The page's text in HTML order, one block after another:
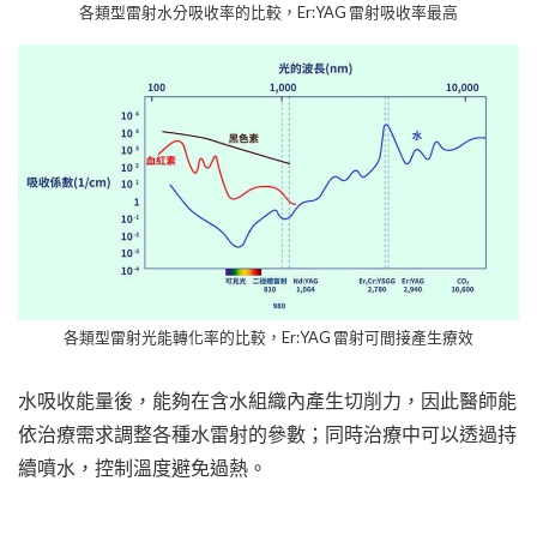
各類型雷射水分吸收率的比較，Er:YAG 雷射吸收率最高
各類型雷射光能轉化率的比較，Er:YAG 雷射可間接產生療效
水吸收能量後，能夠在含水組織內產生切削力，因此醫師能
依治療需求調整各種水雷射的參數；同時治療中可以透過持
續噴水，控制溫度避免過熱。